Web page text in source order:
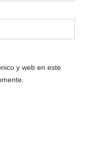
y web en este